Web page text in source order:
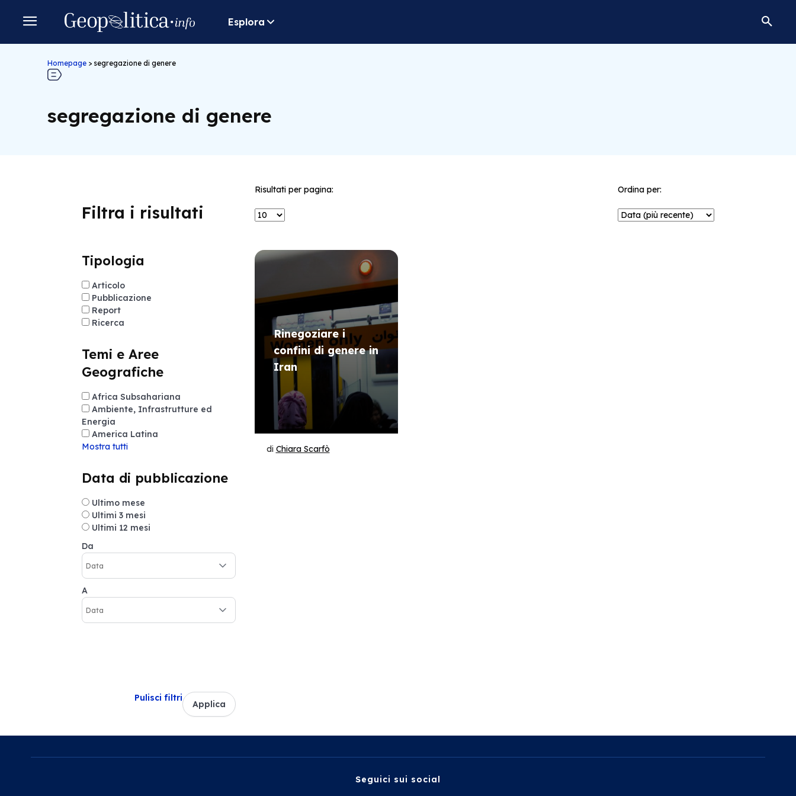
Esplora
Homepage > segregazione di genere
segregazione di genere
Filtra i risultati
Tipologia
Articolo
Pubblicazione
Report
Ricerca
Temi e Aree
Geografiche
Africa Subsahariana
Ambiente, Infrastrutture ed
Energia
America Latina
Mostra tutti
Data di pubblicazione
Ultimo mese
Ultimi 3 mesi
Ultimi 12 mesi
Da
A
Pulisci filtri
Applica
Risultati per pagina: Ordina per:
Rinegoziare i
confini di genere in
Iran
di Chiara Scarfò
Seguici sui social